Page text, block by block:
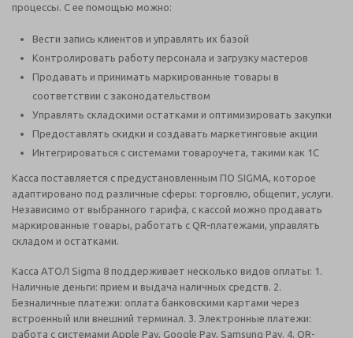
процессы. С ее помощью можно:
Вести запись клиентов и управлять их базой
Контролировать работу персонала и загрузку мастеров
Продавать и принимать маркированные товары в
соответствии с законодательством
Управлять складскими остатками и оптимизировать закупки
Предоставлять скидки и создавать маркетинговые акции
Интегрироваться с системами товароучета, такими как 1С
Касса поставляется с предустановленным ПО SIGMA, которое
адаптировано под различные сферы: торговлю, общепит, услуги.
Независимо от выбранного тарифа, с кассой можно продавать
маркированные товары, работать с QR-платежами, управлять
складом и остатками.
Касса АТОЛ Sigma 8 поддерживает несколько видов оплаты: 1.
Наличные деньги: прием и выдача наличных средств. 2.
Безналичные платежи: оплата банковскими картами через
встроенный или внешний терминал. 3. Электронные платежи:
работа с системами Apple Pay, Google Pay, Samsung Pay. 4. QR-